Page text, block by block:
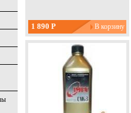
1 890 Р